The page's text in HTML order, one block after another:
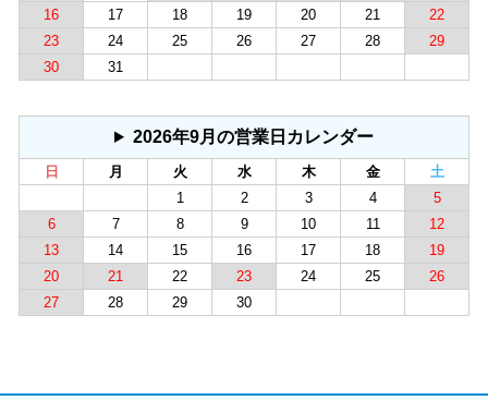
16
17 18 19 20 21
22
23
24 25 26 27 28
29
30
31
2026年9月の営業日カレンダー
日 月 火 水 木 金
土
1
2 3 4
5
6
7 8 9 10 11
12
13
14 15 16 17 18
19
20
21 22 23 24 25
26
27
28 29 30